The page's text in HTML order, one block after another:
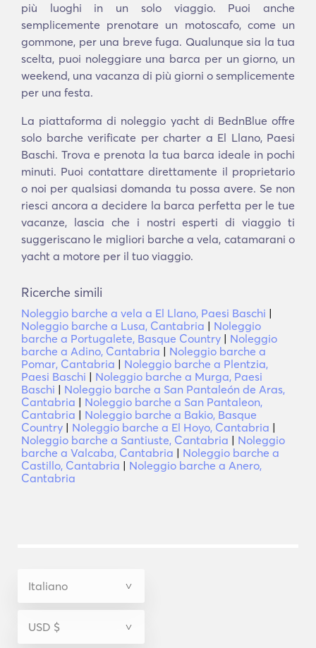
più luoghi in un solo viaggio. Puoi anche
semplicemente prenotare un motoscafo, come un
gommone, per una breve fuga. Qualunque sia la tua
scelta, puoi noleggiare una barca per un giorno, un
weekend, una vacanza di più giorni o semplicemente
per una festa.
La piattaforma di noleggio yacht di BednBlue offre
solo barche verificate per charter a El Llano, Paesi
Baschi. Trova e prenota la tua barca ideale in pochi
minuti. Puoi contattare direttamente il proprietario
o noi per qualsiasi domanda tu possa avere. Se non
riesci ancora a decidere la barca perfetta per le tue
vacanze, lascia che i nostri esperti di viaggio ti
suggeriscano le migliori barche a vela, catamarani o
yacht a motore per il tuo viaggio.
Ricerche simili
Noleggio barche a vela a El Llano, Paesi Baschi |
Noleggio barche a Lusa, Cantabria | Noleggio
barche a Portugalete, Basque Country | Noleggio
barche a Adino, Cantabria | Noleggio barche a
Pomar, Cantabria | Noleggio barche a Plentzia,
Paesi Baschi | Noleggio barche a Murga, Paesi
Baschi | Noleggio barche a San Pantaleón de Aras,
Cantabria | Noleggio barche a San Pantaleon,
Cantabria | Noleggio barche a Bakio, Basque
Country | Noleggio barche a El Hoyo, Cantabria |
Noleggio barche a Santiuste, Cantabria | Noleggio
barche a Valcaba, Cantabria | Noleggio barche a
Castillo, Cantabria | Noleggio barche a Anero,
Cantabria